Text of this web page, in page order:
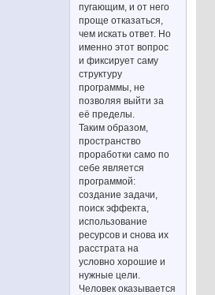
пугающим, и от него
проще отказаться,
чем искать ответ. Но
именно этот вопрос
и фиксирует саму
структуру
программы, не
позволяя выйти за
её пределы.
Таким образом,
пространство
проработки само по
себе является
программой:
создание задачи,
поиск эффекта,
использование
ресурсов и снова их
расстрата на
условно хорошие и
нужные цели.
Человек оказывается